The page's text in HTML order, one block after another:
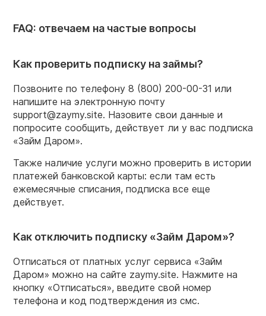
FAQ: отвечаем на частые вопросы
Как проверить подписку на займы?
Позвоните по телефону 8 (800) 200-00-31 или
напишите на электронную почту
support@zaymy.site. Назовите свои данные и
попросите сообщить, действует ли у вас подписка
«Займ Даром».
Также наличие услуги можно проверить в истории
платежей банковской карты: если там есть
ежемесячные списания, подписка все еще
действует.
Как отключить подписку «Займ Даром»?
Отписаться от платных услуг сервиса «Займ
Даром» можно на сайте zaymy.site. Нажмите на
кнопку «Отписаться», введите свой номер
телефона и код подтверждения из смс.